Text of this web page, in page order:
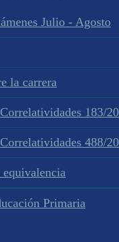
Julio - Agosto
la carrera
183/
488/
Primaria